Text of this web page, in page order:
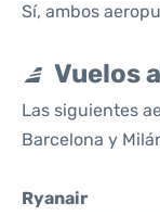
Sí, ambos
Vuelos
Las siguientes
Barcelona y
Ryanair